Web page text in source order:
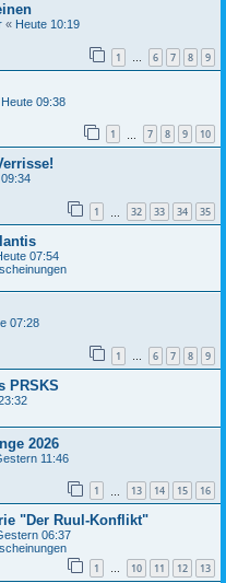
« Heute 10:19
1 … 6 7 8 9
Heute 09:38
1 7 8 9 10
1 32 33 34 35
07:54
07:28
1 … 6 7 8 9
PRSKS
2026
11:46
1 13 14 15 16
"Der Ruul-Konflikt"
06:37
1 … 10 11 12 13